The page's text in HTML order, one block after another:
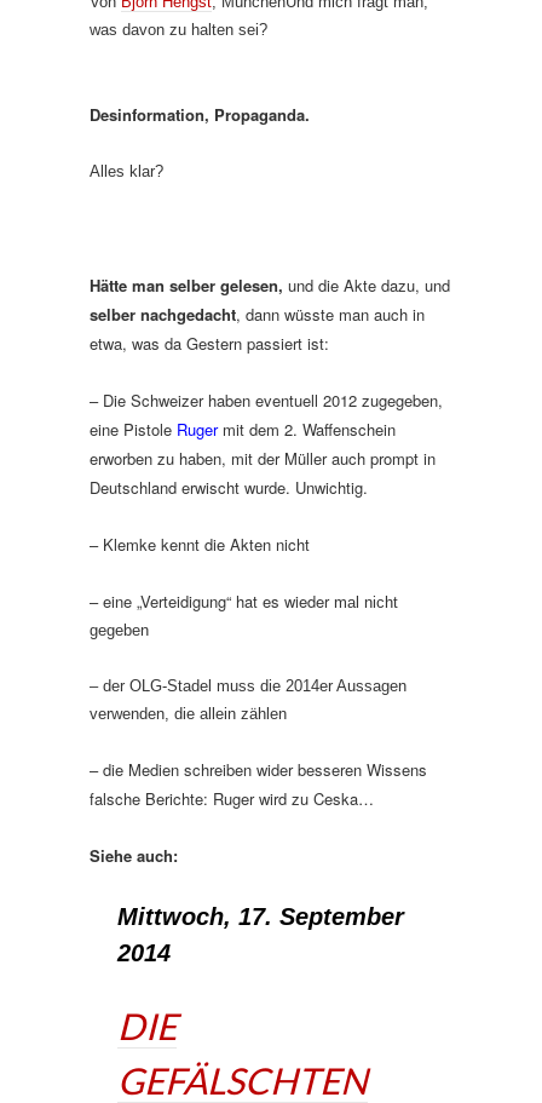
was davon zu halten sei?
Desinformation, Propaganda.
Alles klar?
Hätte man selber gelesen, und die Akte dazu, und
selber nachgedacht, dann wüsste man auch in
etwa, was da Gestern passiert ist:
– Die Schweizer haben eventuell 2012 zugegeben,
eine Pistole Rugermit dem 2. Waffenschein
erworben zu haben, mit der Müller auch prompt in
Deutschland erwischt wurde. Unwichtig.
– Klemke kennt die Akten nicht
– eine „Verteidigung“ hat es wieder mal nicht
gegeben
– der OLG-Stadel muss die 2014er Aussagen
verwenden, die allein zählen
– die Medien schreiben wider besseren Wissens
falsche Berichte: Ruger wird zu Ceska…
Siehe auch:
Mittwoch, 17. September
2014
DIE
GEFÄLSCHTEN